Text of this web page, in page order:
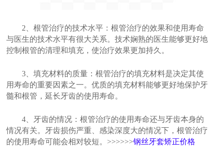
2、根管治疗的技术水平：根管治疗的效果和使用寿命
与医生的技术水平有很大关系。技术娴熟的医生能够更好地
控制根管的清理和填充，使治疗效果更加持久。
3、填充材料的质量：根管治疗的填充材料是决定其使
用寿命的重要因素之一。优质的填充材料能够更好地保护牙
髓和根管，延长牙齿的使用寿命。
4、牙齿的情况：根管治疗的使用寿命还与牙齿本身的
情况有关。牙齿损伤严重、感染深度大的情况下，根管治疗
的使用寿命可能会相对较短。>>>>>>钢丝牙套矫正价格